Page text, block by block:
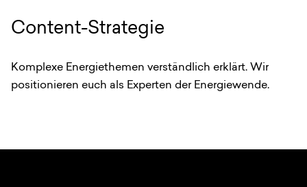
Content-Strategie
Komplexe Energiethemen verständlich erklärt. Wir
positionieren euch als Experten der Energiewende.